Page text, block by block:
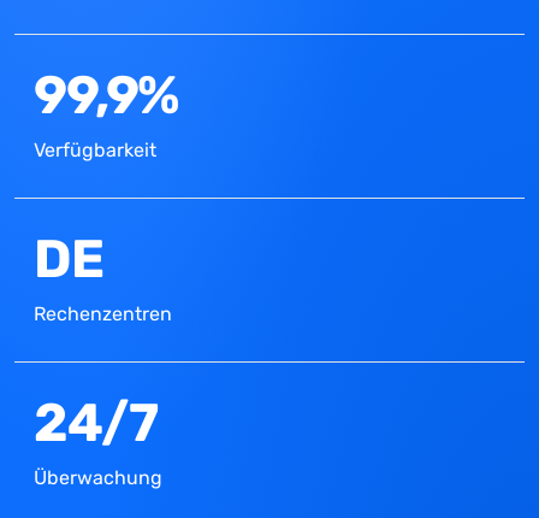
99,9%
Verfügbarkeit
DE
Rechenzentren
24/7
Überwachung